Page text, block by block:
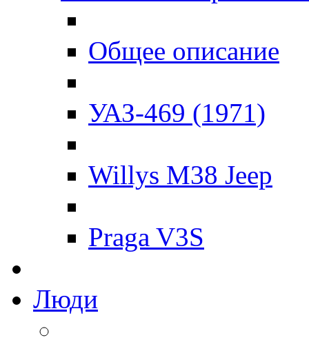
Общее описание
УАЗ-469 (1971)
Willys M38 Jeep
Praga V3S
Люди